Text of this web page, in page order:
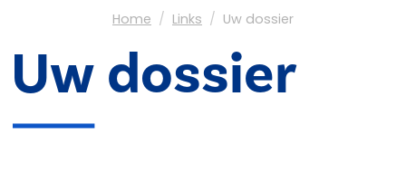
Kruimelpad
Home Links Uw dossier
Uw dossier